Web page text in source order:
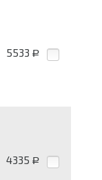
5533 Р
4335 Р